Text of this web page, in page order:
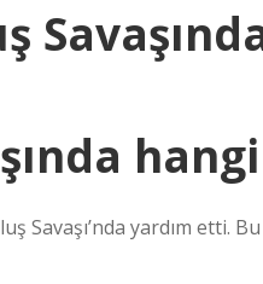
Savaşı’nda yardım etti.